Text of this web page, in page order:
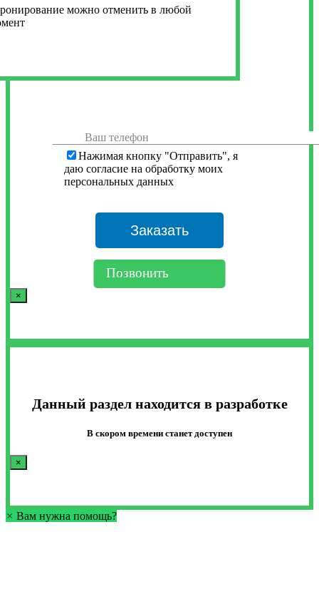
можно отменить в любой
Нажимая кнопку "Отправить", я
даю согласие на обработку моих
персональных данных
Позвонить
×
Данный раздел находится в разработке
В скором времени станет доступен
×
× Вам нужна помощь?